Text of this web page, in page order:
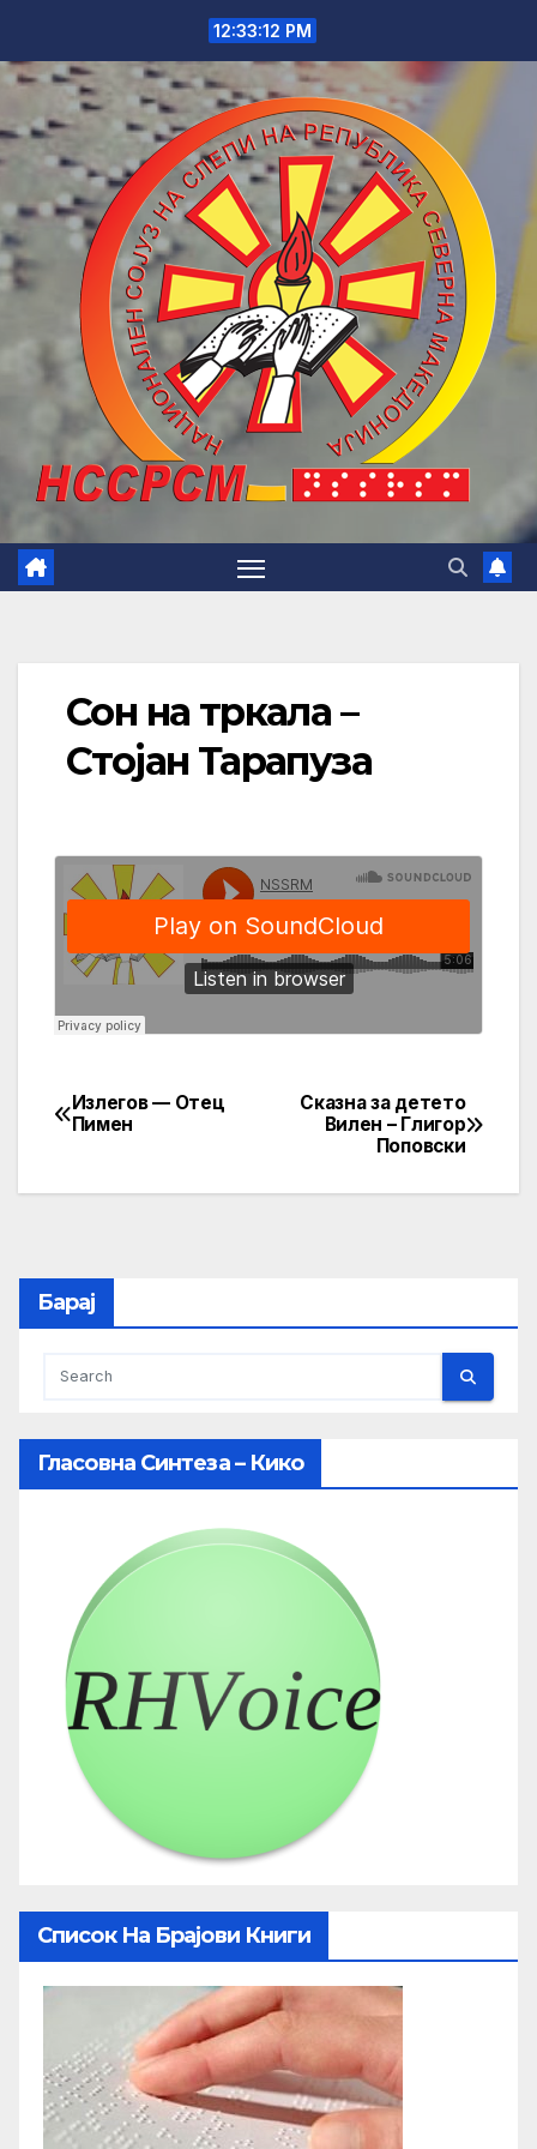
content
12:33:12 PM
Сон на тркала –
Стојан Тарапуза
Post
Сказна за детето
Вилен – Глигор
Поповски
Излегов — Отец
Пимен
Барај
Гласовна Синтеза – Кико
Список На Брајови Книги